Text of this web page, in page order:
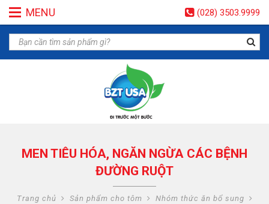
MENU (028) 3503.9999
MEN TIÊU HÓA, NGĂN NGỪA CÁC BỆNH
ĐƯỜNG RUỘT
Trang chủ Sản phẩm cho tôm
Nhóm thức ăn bổ sung